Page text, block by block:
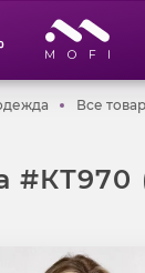
Женская
Все
#КТ970